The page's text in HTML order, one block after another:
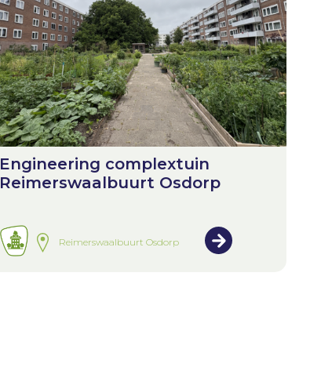
Engineering complextuin
Reimerswaalbuurt Osdorp
Reimerswaalbuurt Osdorp